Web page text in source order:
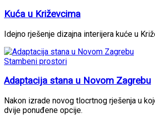
Kuća u Križevcima
Idejno rješenje dizajna interijera kuće u
Stambeni prostori
Adaptacija stana u Novom Zagrebu
Nakon izrade novog tlocrtnog rješenja u
dvije ponuđene opcije.